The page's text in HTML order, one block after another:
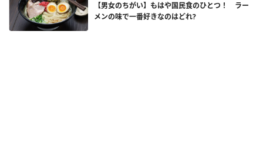
【男女のちがい】もはや国民食のひとつ！ ラー
メンの味で一番好きなのはどれ?